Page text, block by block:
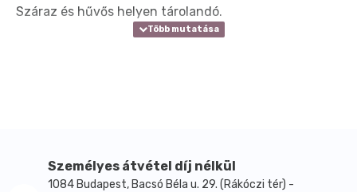
Száraz és hűvős helyen tárolandó.
Személyes átvétel díj nélkül
1084 Budapest, Bacsó Béla u. 29. (Rákóczi tér) -